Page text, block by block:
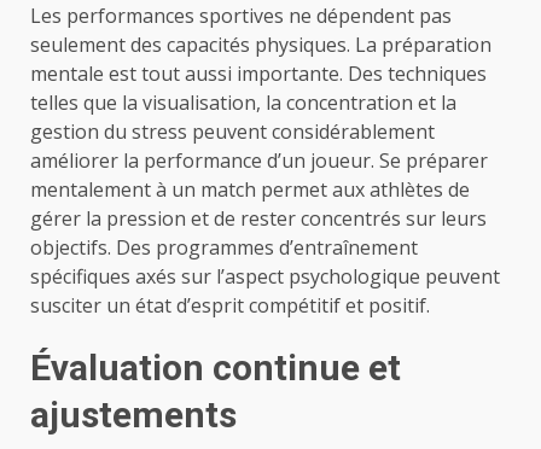
Les performances sportives ne dépendent pas
seulement des capacités physiques. La préparation
mentale est tout aussi importante. Des techniques
telles que la visualisation, la concentration et la
gestion du stress peuvent considérablement
améliorer la performance d’un joueur. Se préparer
mentalement à un match permet aux athlètes de
gérer la pression et de rester concentrés sur leurs
objectifs. Des programmes d’entraînement
spécifiques axés sur l’aspect psychologique peuvent
susciter un état d’esprit compétitif et positif.
Évaluation continue et
ajustements